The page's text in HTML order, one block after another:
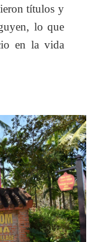
títulos y
lo que
en la vida